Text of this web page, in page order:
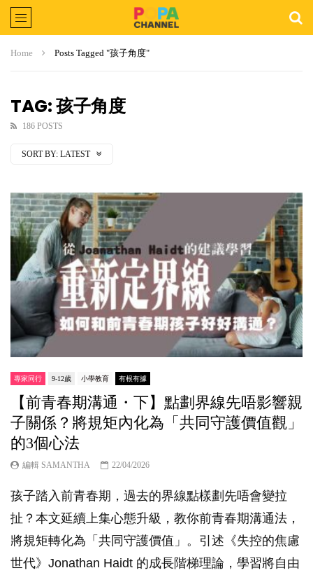
Home Posts Tagged "孩子角度"
TAG: 孩子角度
186 POSTS
SORT BY: LATEST
專家同行 9-12歲 小學教育 有根有據
【前青春期溝通・下】點劃界線先唔影響親
子關係？將規矩內化為「共同守護價值觀」
的3個心法
編輯 SAMANTHA 22/04/2026
孩子踏入前青春期，過去的界線點樣劃先唔會變拉
扯？本文延續上集心態升級，教你前青春期溝通法，
將規矩轉化為「共同守護價值」。引述《失控的焦慮
世代》Jonathan Haidt 的成長階梯理論，學習將自由